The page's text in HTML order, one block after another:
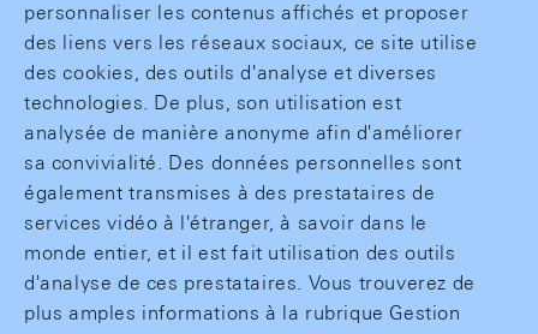
personnaliser les contenus affichés et proposer
des liens vers les réseaux sociaux, ce site utilise
des cookies, des outils d'analyse et diverses
technologies. De plus, son utilisation est
analysée de manière anonyme afin d'améliorer
sa convivialité. Des données personnelles sont
également transmises à des prestataires de
services vidéo à l'étranger, à savoir dans le
monde entier, et il est fait utilisation des outils
d'analyse de ces prestataires. Vous trouverez de
plus amples informations à la rubrique Gestion